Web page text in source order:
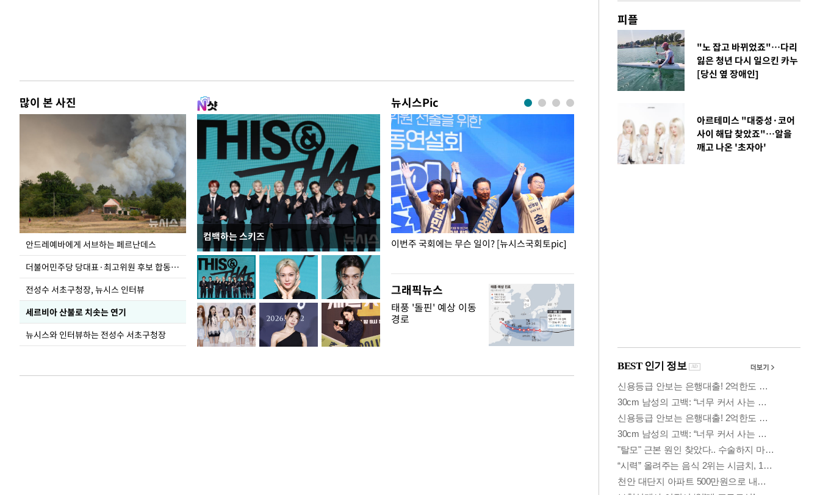
많이 본 사진
안드레예바에게 서브하는 페르난데스
더불어민주당 당대표·최고위원 후보 합동연설회
전성수 서초구청장, 뉴시스 인터뷰
세르비아 산불로 치솟는 연기
뉴시스와 인터뷰하는 전성수 서초구청장
컴백하는 스키즈
뉴시스Pic
이 대통령, 국가폭력 피해자에 위로·사과…"국가
가 책임지고 치유"
이번주 국회에는 무슨 일이? [뉴시스국회토pic]
그래픽뉴스
태풍 '돌핀' 예상 이동
경로
피플
"노 잡고 바뀌었죠"…다리
잃은 청년 다시 일으킨 카누
[당신 옆 장애인]
아르테미스 "대중성·코어
사이 해답 찾았죠"…알을
깨고 나온 '초자아'